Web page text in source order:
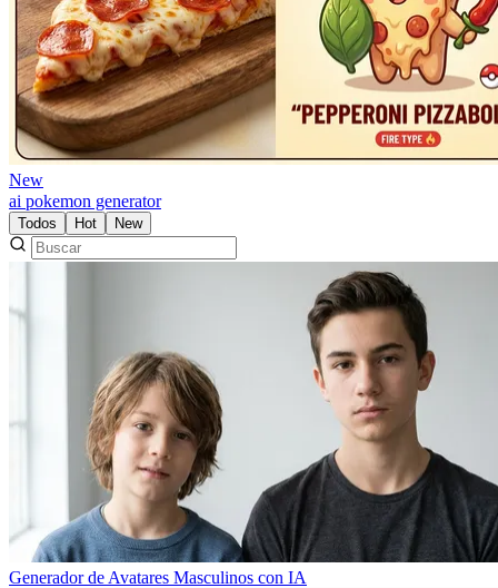
New
ai pokemon generator
Todos Hot New
Generador de Avatares Masculinos con IA